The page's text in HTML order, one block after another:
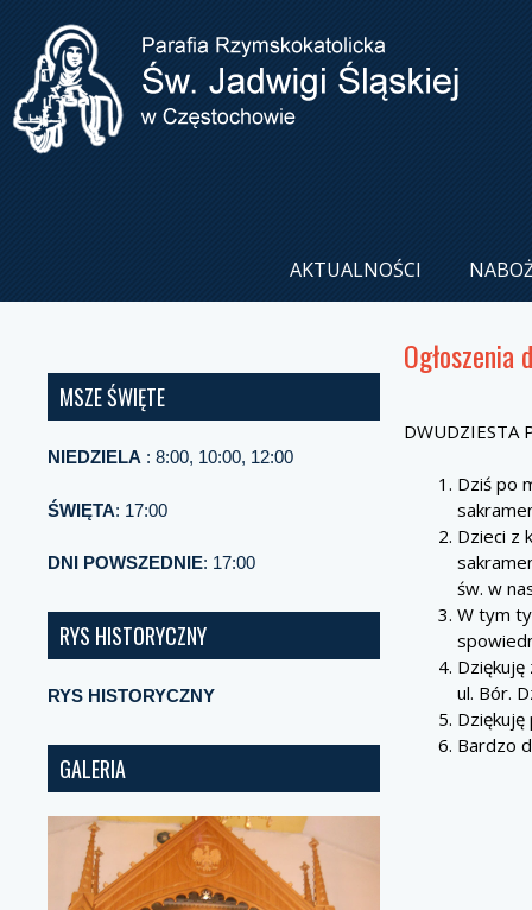
AKTUALNOŚCI
MSZE ŚWIĘTE
NIEDZIELA : 8:00, 10:00, 12:00
ŚWIĘTA: 17:00
DNI POWSZEDNIE: 17:00
RYS HISTORYCZNY
RYS HISTORYCZNY
GALERIA
DWUDZIESTA
Dziś po
Dzieci z
św. w
W tym
ul. Bór.
Dziękuję
Bardzo